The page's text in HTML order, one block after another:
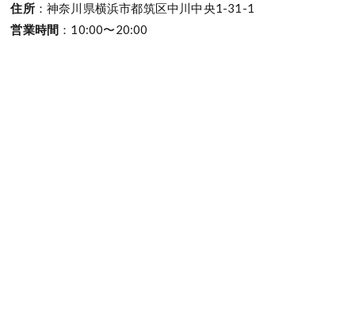
住所：神奈川県横浜市都筑区中川中央1-31-1
営業時間 ：10:00〜20:00